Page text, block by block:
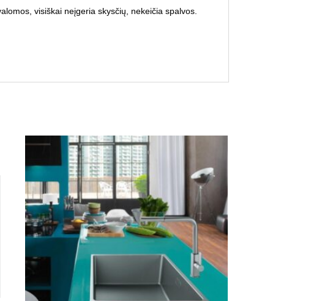
visiškai neįgeria skysčių, nekeičia spalvos.